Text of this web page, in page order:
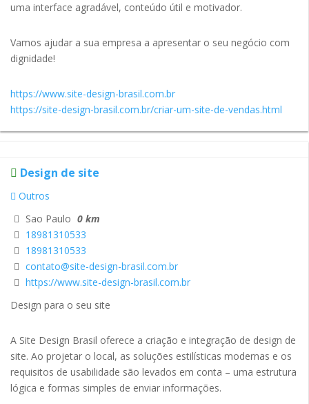
uma interface agradável, conteúdo útil e motivador.
Vamos ajudar a sua empresa a apresentar o seu negócio com
dignidade!
https://www.site-design-brasil.com.br
https://site-design-brasil.com.br/criar-um-site-de-vendas.html
Design de site
Outros
Sao Paulo 0 km
18981310533
18981310533
contato@site-design-brasil.com.br
https://www.site-design-brasil.com.br
Design para o seu site
A Site Design Brasil oferece a criação e integração de design de
site. Ao projetar o local, as soluções estilísticas modernas e os
requisitos de usabilidade são levados em conta – uma estrutura
lógica e formas simples de enviar informações.